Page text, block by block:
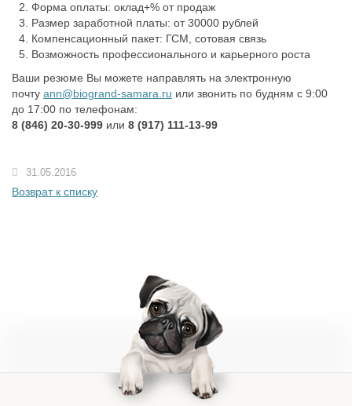
Форма оплаты: оклад+% от продаж
Размер заработной платы: от 30000 рублей
Компенсационный пакет: ГСМ, сотовая связь
Возможность профессионального и карьерного роста
Ваши резюме Вы можете направлять на электронную
почту ann@biogrand-samara.ru или звонить по будням с 9:00
до 17:00 по телефонам:
8 (846) 20-30-999 или 8 (917) 111-13-99
31.05.2016
Возврат к списку